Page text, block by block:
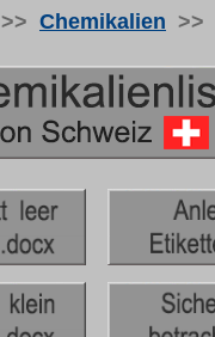
>> Chemikalien >>